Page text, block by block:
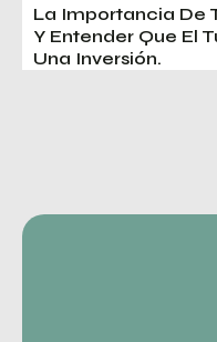
La Importancia De
Y Entender Que El
Una Inversión.